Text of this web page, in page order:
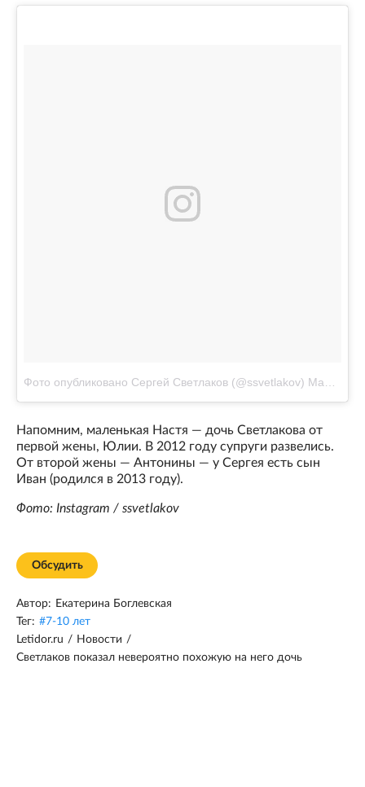
Фото опубликовано Сергей Светлаков (@ssvetlakov) Май 29 2015 в 9:12 PDT
Напомним, маленькая Настя — дочь Светлакова от
первой жены, Юлии. В 2012 году супруги развелись.
От второй жены — Антонины — у Сергея есть сын
Иван (родился в 2013 году).
Фото: Instagram / ssvetlakov
Обсудить
Автор: Екатерина Боглевская
Тег: #7-10 лет
Letidor.ru / Новости /
Светлаков показал невероятно похожую на него дочь